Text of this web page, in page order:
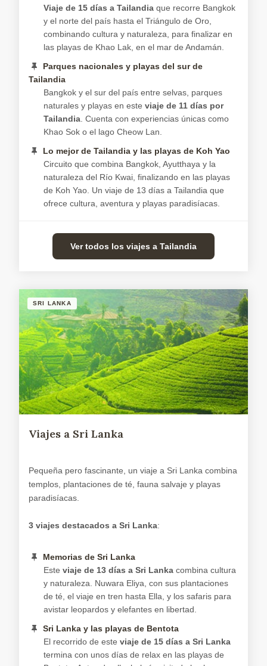
Viaje de 15 días a Tailandia que recorre Bangkok
y el norte del país hasta el Triángulo de Oro,
combinando cultura y naturaleza, para finalizar en
las playas de Khao Lak, en el mar de Andamán.
Parques nacionales y playas del sur de
Tailandia
Bangkok y el sur del país entre selvas, parques
naturales y playas en este viaje de 11 días por
Tailandia . Cuenta con experiencias únicas como
Khao Sok o el lago Cheow Lan.
Lo mejor de Tailandia y las playas de Koh Yao
Circuito que combina Bangkok, Ayutthaya y la
naturaleza del Río Kwai, finalizando en las playas
de Koh Yao. Un viaje de 13 días a Tailandia que
ofrece cultura, aventura y playas paradisíacas.
Ver todos los viajes a Tailandia
SRI LANKA
Viajes a Sri Lanka
Pequeña pero fascinante, un viaje a Sri Lanka combina
templos, plantaciones de té, fauna salvaje y playas
paradisíacas.
3 viajes destacados a Sri Lanka:
Memorias de Sri Lanka
Este viaje de 13 días a Sri Lanka combina cultura
y naturaleza. Nuwara Eliya, con sus plantaciones
de té, el viaje en tren hasta Ella, y los safaris para
avistar leopardos y elefantes en libertad.
Sri Lanka y las playas de Bentota
El recorrido de este viaje de 15 días a Sri Lanka
termina con unos días de relax en las playas de